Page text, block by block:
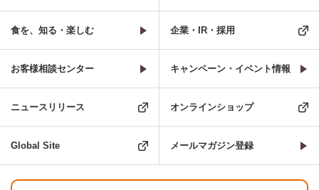
食を、知る・楽しむ 企業・IR・採用
お客様相談センター キャンペーン・イベント情報
ニュースリリース オンラインショップ
Global Site メールマガジン登録